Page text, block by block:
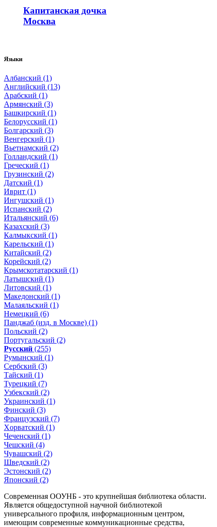
Капитанская дочка
Москва
Языки
Албанский (1)
Английский (13)
Арабский (1)
Армянский (3)
Башкирский (1)
Белорусский (1)
Болгарский (3)
Венгерский (1)
Вьетнамский (2)
Голландский (1)
Греческий (1)
Грузинский (2)
Датский (1)
Иврит (1)
Ингушский (1)
Испанский (2)
Итальянский (6)
Казахский (3)
Калмыкский (1)
Карельский (1)
Китайский (2)
Корейский (2)
Крымскотатарский (1)
Латышский (1)
Литовский (1)
Македонский (1)
Малаяльский (1)
Немецкий (6)
Панджаб (изд. в Москве) (1)
Польский (2)
Португальский (2)
Русский (255)
Румынский (1)
Сербский (3)
Тайский (1)
Турецкий (7)
Узбекский (2)
Украинский (1)
Финский (3)
Французский (7)
Xорватский (1)
Чеченский (1)
Чешский (4)
Чувашский (2)
Шведский (2)
Эстонский (2)
Японский (2)
Современная ООУНБ - это крупнейшая библиотека области.
Является общедоступной научной библиотекой
универсального профиля, информационным центром,
имеющим современные коммуникационные средства,